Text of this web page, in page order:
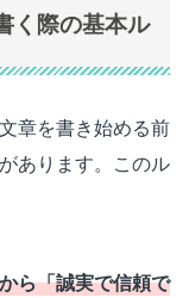
く際の基本ル
章を書き始める前
あります。このル
ら「誠実で信頼で